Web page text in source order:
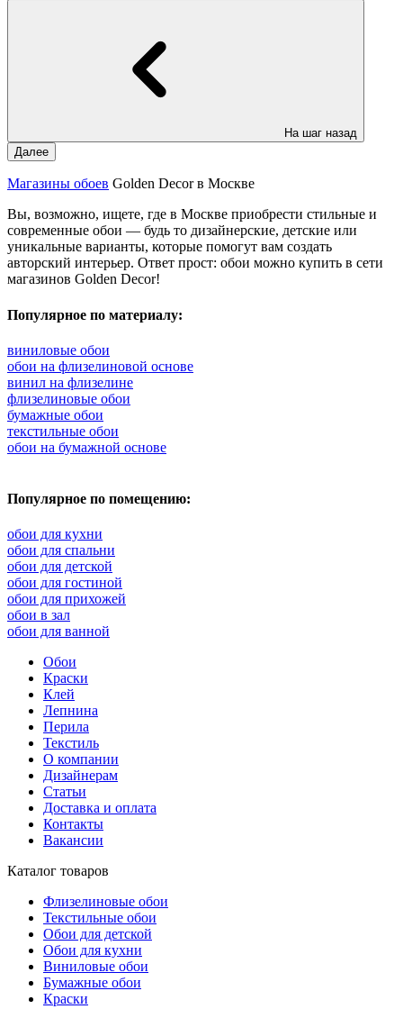
На шаг назад
Далее
Магазины обоев Golden Decor в Москве
Вы, возможно, ищете, где в Москве приобрести стильные и
современные обои — будь то дизайнерские, детские или
уникальные варианты, которые помогут вам создать
авторский интерьер. Ответ прост: обои можно купить в сети
магазинов Golden Decor!
Популярное по материалу:
виниловые обои
обои на флизелиновой основе
винил на флизелине
флизелиновые обои
бумажные обои
текстильные обои
обои на бумажной основе
Популярное по помещению:
обои для кухни
обои для спальни
обои для детской
обои для гостиной
обои для прихожей
обои в зал
обои для ванной
Обои
Краски
Клей
Лепнина
Перила
Текстиль
О компании
Дизайнерам
Статьи
Доставка и оплата
Контакты
Вакансии
Каталог товаров
Флизелиновые обои
Текстильные обои
Обои для детской
Обои для кухни
Виниловые обои
Бумажные обои
Краски